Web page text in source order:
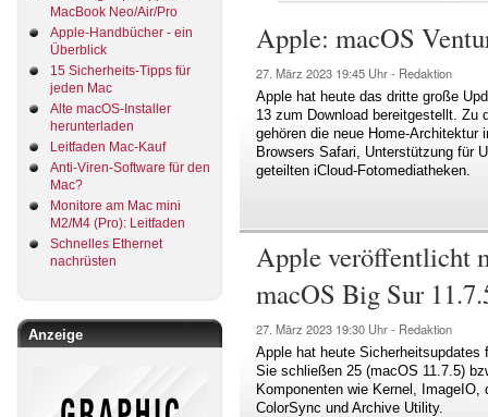
MacBook Neo/Air/Pro
Apple-Handbücher - ein
Überblick
15 Sicherheits-Tipps für
jeden Mac
Alte macOS-Installer
herunterladen
Leitfaden Mac-Kauf
Anti-Viren-Software für den
Mac?
Monitore am Mac mini
M2/M4 (Pro): Leitfaden
Schnelles Ethernet
nachrüsten
Anzeige
Apple: macOS
27. März 2023 19:45 Uhr - Redaktion
Apple hat heute das dritte große
13 zum Download bereitgestellt. Zu
gehören die neue Home-Architektur
Browsers Safari, Unterstützung für
geteilten iCloud-Fotomediatheken.
Apple veröffentlicht
macOS Big Sur
27. März 2023 19:30 Uhr - Redaktion
Apple hat heute
Sie schließen 25 (macOS 11.7.5)
Komponenten wie Kernel,
ColorSync und Archive Utility.